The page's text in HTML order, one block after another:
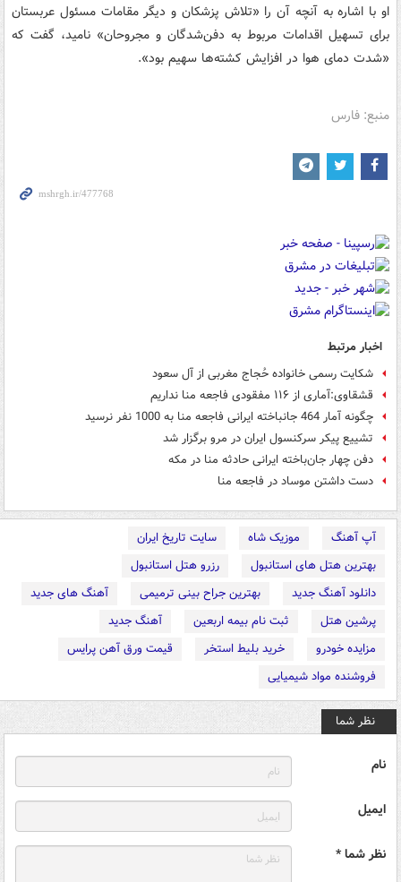
او با اشاره به آنچه آن را «تلاش پزشکان و دیگر مقامات مسئول عربستان
برای تسهیل اقدامات مربوط به دفن‌شدگان و مجروحان» نامید، گفت که
«شدت دمای هوا در افزایش کشته‌ها سهیم بود».
منبع: فارس
اخبار مرتبط
شکایت رسمی خانواده‌ حُجاج مغربی از آل سعود
قشقاوی:آماری از ۱۱۶ مفقودی فاجعه منا نداریم
چگونه آمار 464 جانباخته ایرانی فاجعه منا به 1000 نفر نرسید
تشییع پیکر سرکنسول ایران در مرو برگزار شد
دفن چهار جان‌باخته ایرانی حادثه منا در مکه
دست داشتن موساد در فاجعه منا
آپ آهنگ موزیک شاه
سایت تاریخ ایران
بهترین هتل های استانبول
رزرو هتل استانبول
دانلود آهنگ جدید
بهترین جراح بینی ترمیمی
آهنگ های جدید
پرشین هتل
ثبت نام بیمه اربعین
آهنگ جدید
مزایده خودرو
خرید بلیط استخر
قیمت ورق آهن پرایس
فروشنده مواد شیمیایی
نظر شما
نام
ایمیل
نظر شما *